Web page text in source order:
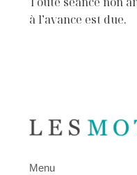
à l’avance est due.
Menu